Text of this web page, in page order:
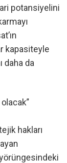
potansiyelini
kapasiteyle
daha da
olacak”
hakları